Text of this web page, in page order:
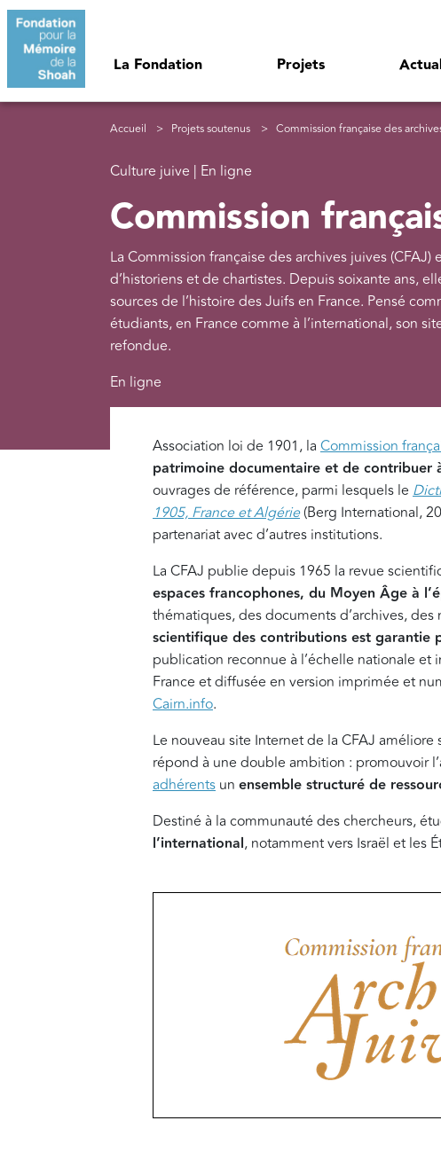
Aller au contenu principal
La Fondation Projets
Fil d'Ariane
Accueil Projets soutenus Commission française des
Culture juive | En ligne
Commission
La Commission française des archives juives
d’historiens et de chartistes. Depuis soixante ans,
sources de l’histoire des Juifs en France. Pensé
étudiants, en France comme à l’international, son
refondue.
En ligne
Association loi de 1901, la Commission
patrimoine documentaire et de contribuer
ouvrages de référence, parmi lesquels le
1905, France et Algérie(Berg International,
partenariat avec d’autres institutions.
La CFAJ publie depuis 1965 la revue
espaces francophones, du Moyen Âge à
thématiques, des documents d’archives,
scientifique des contributions est
publication reconnue à l’échelle nationale et
France et diffusée en version imprimée et
Cairn.info.
Le nouveau site Internet de la CFAJ
répond à une double ambition : promouvoir
adhérents un ensemble structuré de
Destiné à la communauté des chercheurs,
l’international, notamment vers Israël et les